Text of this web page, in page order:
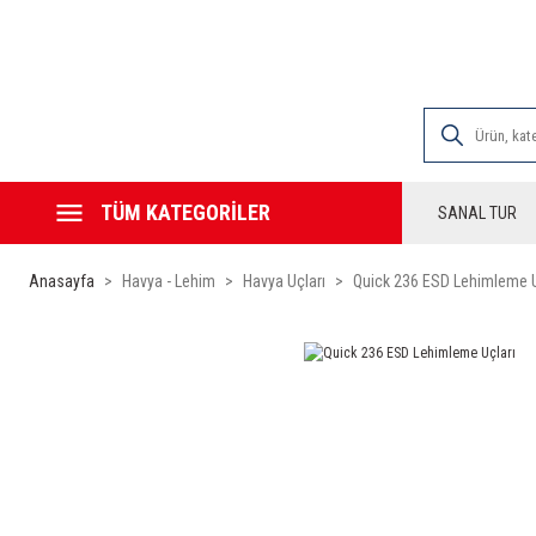
TÜM KATEGORİLER SANAL TUR
Anasayfa Havya - Lehim Havya Uçları Quick 236 ESD Lehimleme